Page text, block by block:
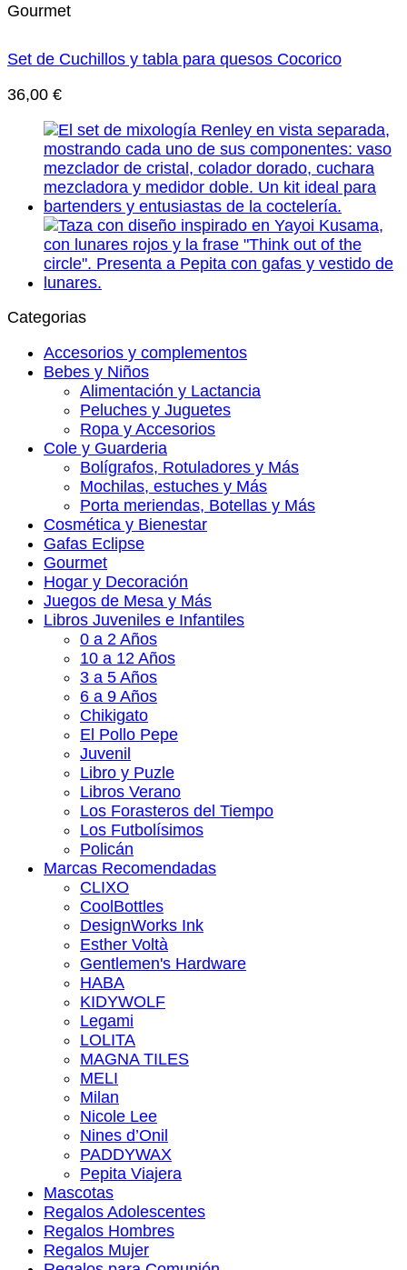
Gourmet
Set de Cuchillos y tabla para quesos Cocorico
36,00 €
Categorias
Accesorios y complementos
Bebes y Niños
Alimentación y Lactancia
Peluches y Juguetes
Ropa y Accesorios
Cole y Guarderia
Bolígrafos, Rotuladores y Más
Mochilas, estuches y Más
Porta meriendas, Botellas y Más
Cosmética y Bienestar
Gafas Eclipse
Gourmet
Hogar y Decoración
Juegos de Mesa y Más
Libros Juveniles e Infantiles
0 a 2 Años
10 a 12 Años
3 a 5 Años
6 a 9 Años
Chikigato
El Pollo Pepe
Juvenil
Libro y Puzle
Libros Verano
Los Forasteros del Tiempo
Los Futbolísimos
Policán
Marcas Recomendadas
CLIXO
CoolBottles
DesignWorks Ink
Esther Voltà
Gentlemen's Hardware
HABA
KIDYWOLF
Legami
LOLITA
MAGNA TILES
MELI
Milan
Nicole Lee
Nines d’Onil
PADDYWAX
Pepita Viajera
Mascotas
Regalos Adolescentes
Regalos Hombres
Regalos Mujer